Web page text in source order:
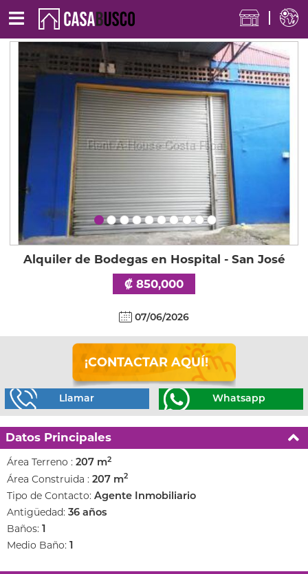
Alquiler de Bodegas en Hospital - San José
₡ 850,000
07/06/2026
¡CONTACTAR AQUÍ!
Llamar Whatsapp
Datos Principales
Área Terreno : 207 m2
Área Construida : 207 m2
Tipo de Contacto: Agente Inmobiliario
Antigüedad: 36 años
Baños: 1
Medio Baño: 1